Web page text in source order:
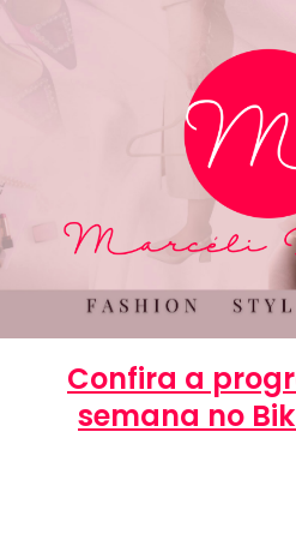
Confira a
semana no